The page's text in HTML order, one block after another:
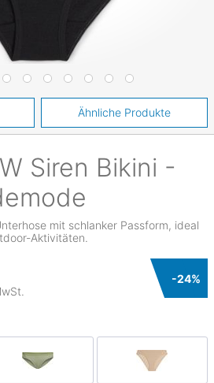
W Siren Bikini -
mit schlanker Passform, ideal
Aktivitäten.
-24%
Ähnliche Produkte